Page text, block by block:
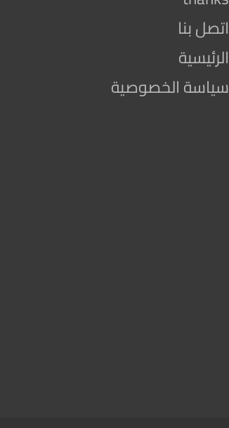
اتصل بنا
الرئيسية
سياسة الخصوصية